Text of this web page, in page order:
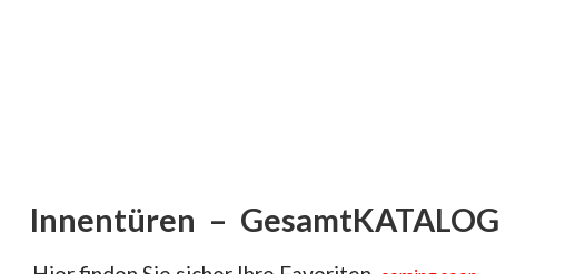
Innentüren – GesamtKATALOG